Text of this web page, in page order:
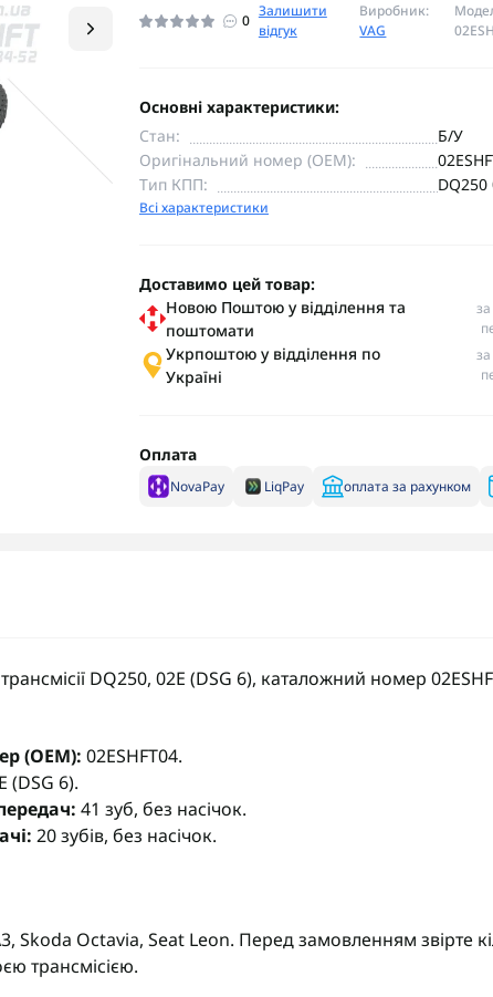
0
Залишити
відгук
Виробник:
VAG
Основні характеристики:
Стан:
Б/У
Оригінальний номер (OEM):
Тип КПП:
DQ250
Всі характеристики
Доставимо цей товар:
Новою Поштою у відділення та
поштомати
Укрпоштою у відділення по
Україні
Оплата
NovaPay LiqPay оплата за рахунком
DQ250, 02E (DSG 6), каталожний номер
(OEM): 02ESHFT04.
(DSG 6).
41 зуб, без насічок.
20 зубів, без насічок.
Skoda Octavia, Seat Leon. Перед замовленням звірте
трансмісією.